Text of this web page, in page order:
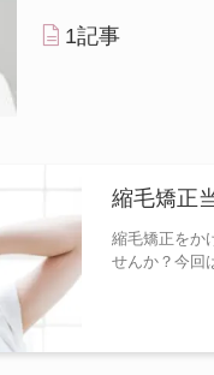
1記事
縮毛矯正
縮毛矯正をか
せんか？今回